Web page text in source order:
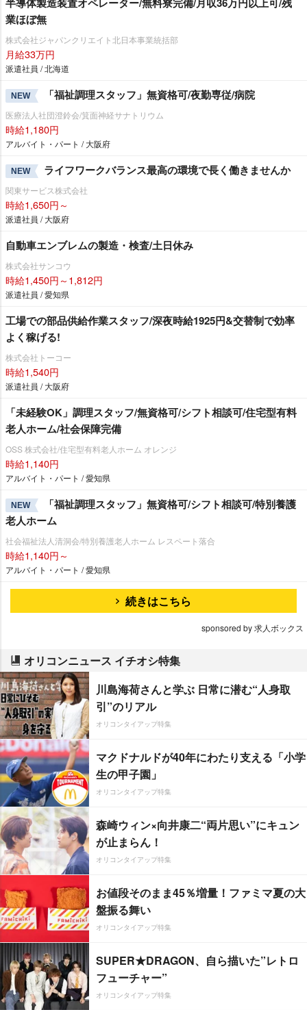
業ほぼ無
株式会社ジャパンクリエイト北日本事業統括部
月給33万円
派遣社員 / 北海道
NEW 「福祉調理スタッフ」無資格可/夜勤専従/病院
医療法人社団澄鈴会/箕面神経サナトリウム
時給1,180円
アルバイト・パート / 大阪府
NEW ライフワークバランス最高の環境で長く働きませんか
関東サービス株式会社
時給1,650円～
派遣社員 / 大阪府
自動車エンブレムの製造・検査/土日休み
株式会社サンコウ
時給1,450円～1,812円
派遣社員 / 愛知県
工場での部品供給作業スタッフ/深夜時給1925円&交替制で効率
よく稼げる!
株式会社トーコー
時給1,540円
派遣社員 / 大阪府
「未経験OK」調理スタッフ/無資格可/シフト相談可/住宅型有料
老人ホーム/社会保障完備
OSS 株式会社/住宅型有料老人ホーム オレンジ
時給1,140円
アルバイト・パート / 愛知県
NEW
「福祉調理スタッフ」無資格可/シフト相談可/特別養護
老人ホーム
社会福祉法人清洞会/特別養護老人ホーム レスペート落合
時給1,140円～
アルバイト・パート / 愛知県
続きはこちら
sponsored by 求人ボックス
オリコンニュース イチオシ特集
川島海荷さんと学ぶ 日常に潜む“人身取
引”のリアル
オリコンタイアップ特集
マクドナルドが40年にわたり支える「小学
生の甲子園」
オリコンタイアップ特集
森崎ウィン×向井康二“両片思い”にキュン
が止まらん！
オリコンタイアップ特集
お値段そのまま45％増量！ファミマ夏の大
盤振る舞い
オリコンタイアップ特集
SUPER★DRAGON、自ら描いた”レトロ
フューチャー”
オリコンタイアップ特集